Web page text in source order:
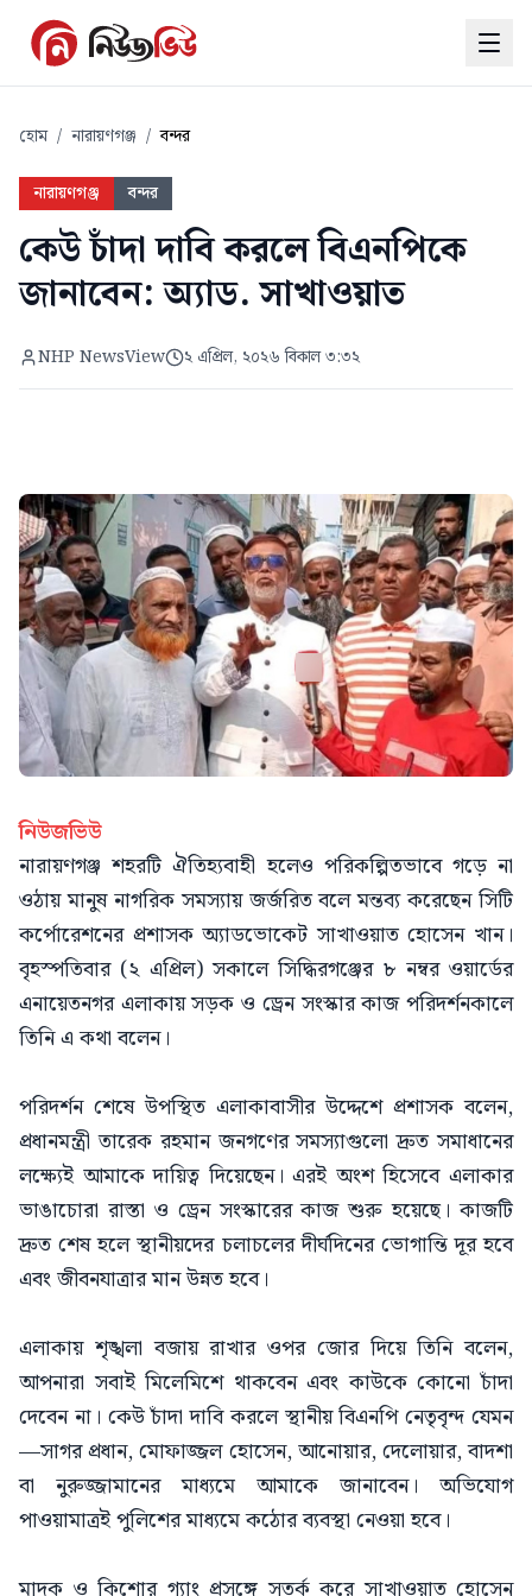
হোম / নারায়ণগঞ্জ / বন্দর
নারায়ণগঞ্জ বন্দর
কেউ চাঁদা দাবি করলে বিএনপিকে
জানাবেন: অ্যাড. সাখাওয়াত
NHP NewsView ২ এপ্রিল, ২০২৬ বিকাল ৩:৩২
নিউজভিউ
নারায়ণগঞ্জ শহরটি ঐতিহ্যবাহী হলেও পরিকল্পিতভাবে গড়ে না
ওঠায় মানুষ নাগরিক সমস্যায় জর্জরিত বলে মন্তব্য করেছেন সিটি
কর্পোরেশনের প্রশাসক অ্যাডভোকেট সাখাওয়াত হোসেন খান।
বৃহস্পতিবার (২ এপ্রিল) সকালে সিদ্ধিরগঞ্জের ৮ নম্বর ওয়ার্ডের
এনায়েতনগর এলাকায় সড়ক ও ড্রেন সংস্কার কাজ পরিদর্শনকালে
তিনি এ কথা বলেন।
পরিদর্শন শেষে উপস্থিত এলাকাবাসীর উদ্দেশে প্রশাসক বলেন,
প্রধানমন্ত্রী তারেক রহমান জনগণের সমস্যাগুলো দ্রুত সমাধানের
লক্ষ্যেই আমাকে দায়িত্ব দিয়েছেন। এরই অংশ হিসেবে এলাকার
ভাঙাচোরা রাস্তা ও ড্রেন সংস্কারের কাজ শুরু হয়েছে। কাজটি
দ্রুত শেষ হলে স্থানীয়দের চলাচলের দীর্ঘদিনের ভোগান্তি দূর হবে
এবং জীবনযাত্রার মান উন্নত হবে।
এলাকায় শৃঙ্খলা বজায় রাখার ওপর জোর দিয়ে তিনি বলেন,
আপনারা সবাই মিলেমিশে থাকবেন এবং কাউকে কোনো চাঁদা
দেবেন না। কেউ চাঁদা দাবি করলে স্থানীয় বিএনপি নেতৃবৃন্দ যেমন
—সাগর প্রধান, মোফাজ্জল হোসেন, আনোয়ার, দেলোয়ার, বাদশা
বা নুরুজ্জামানের মাধ্যমে আমাকে জানাবেন। অভিযোগ
পাওয়ামাত্রই পুলিশের মাধ্যমে কঠোর ব্যবস্থা নেওয়া হবে।